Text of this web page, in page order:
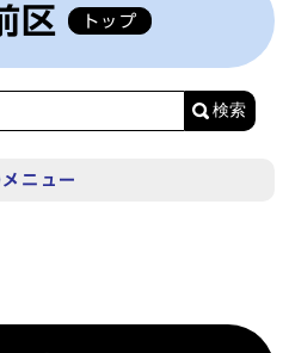
区 トップ
検索
メニュー